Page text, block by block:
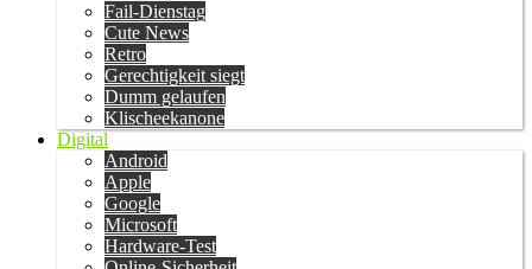
Fail-Dienstag
Cute News
Retro
Gerechtigkeit siegt
Dumm gelaufen
Klischeekanone
Digital
Android
Apple
Google
Microsoft
Hardware-Test